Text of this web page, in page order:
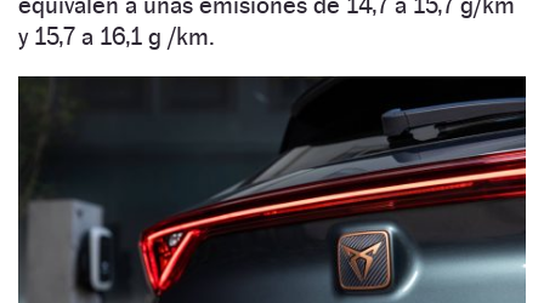
y 15,7 a 16,1 g /km.